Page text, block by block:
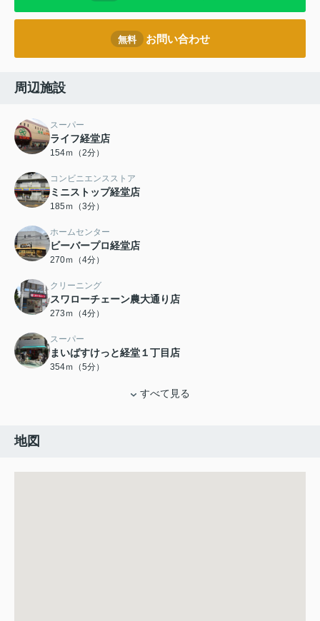
無料 お問い合わせ
周辺施設
スーパー
ライフ経堂店
154ｍ（2分）
コンビニエンスストア
ミニストップ経堂店
185ｍ（3分）
ホームセンター
ビーバープロ経堂店
270ｍ（4分）
クリーニング
スワローチェーン農大通り店
273ｍ（4分）
スーパー
まいばすけっと経堂１丁目店
354ｍ（5分）
すべて見る
地図